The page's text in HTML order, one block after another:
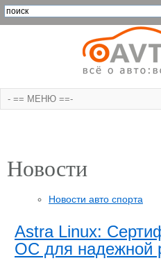
Новости
Новости авто спорта
Astra Linux:
ОС для надежной